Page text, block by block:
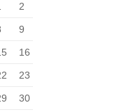
2
9
16
23
30